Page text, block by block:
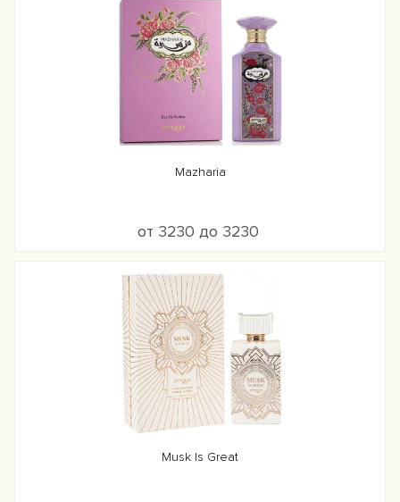
Mazharia
от 3230 до 3230
Musk Is Great